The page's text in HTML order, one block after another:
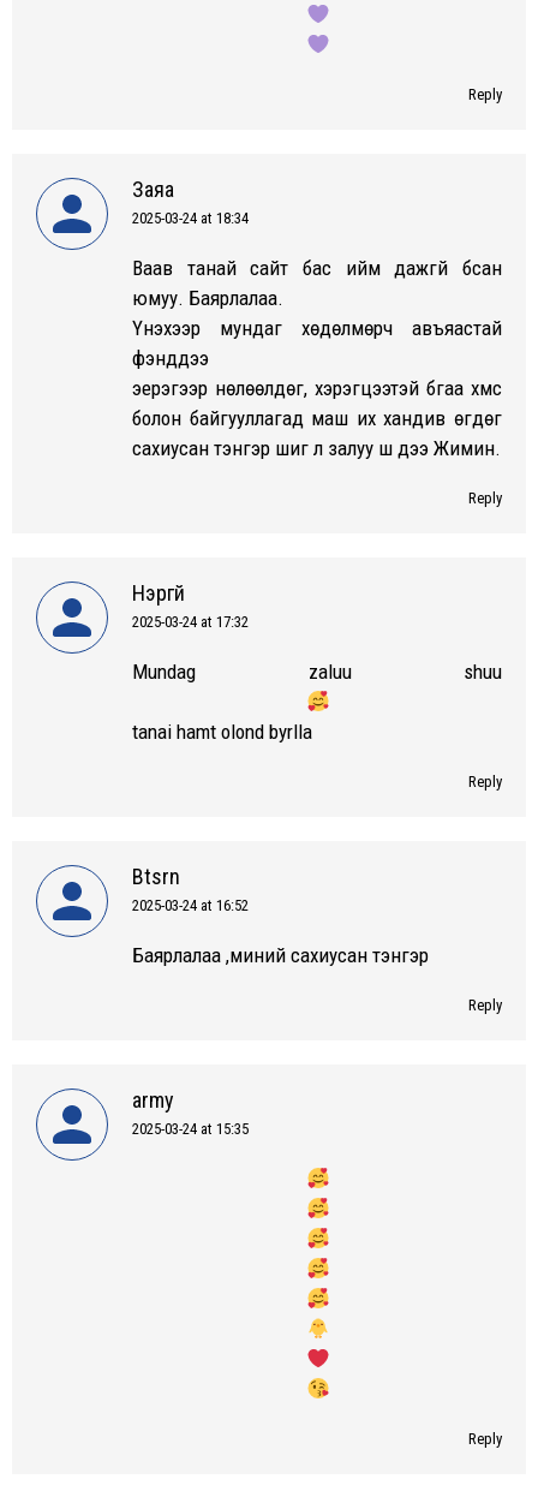
Reply
Заяа
says:
2025-03-24 at 18:34
Ваав танай сайт бас ийм дажгүй бсан
юмуу. Баярлалаа.
Үнэхээр мундаг хөдөлмөрч авъяастай
фэнүүддээ
эерэгээр нөлөөлдөг, хэрэгцээтэй бгаа хүмүүс
болон байгууллагад маш их хандив өгдөг
сахиусан тэнгэр шиг л залуу шүү дээ Жимин.
Reply
Нэргүй
says:
2025-03-24 at 17:32
Mundag zaluu shuu
tanai hamt olond byrlla
Reply
Btsrn
says:
2025-03-24 at 16:52
Баярлалаа ,миний сахиусан тэнгэр
Reply
army
says:
2025-03-24 at 15:35
Reply